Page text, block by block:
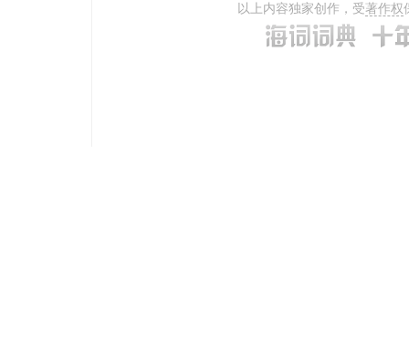
以上内容独家创作，受著作权